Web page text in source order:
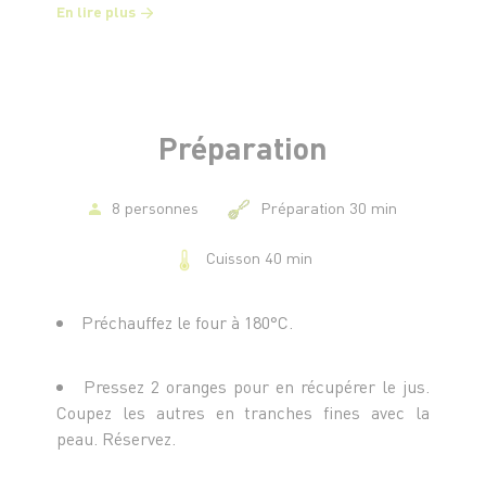
- 2 c.à.c. de levure chimique
En lire plus
Préparation
8 personnes Préparation 30 min
Cuisson 40 min
Préchauffez le four à 180°C.
Pressez 2 oranges pour en récupérer le jus.
Coupez les autres en tranches fines avec la
peau. Réservez.